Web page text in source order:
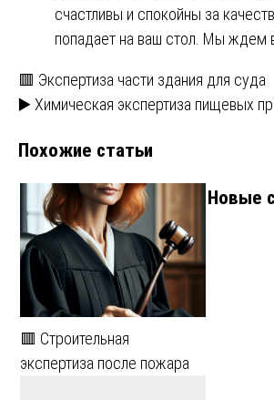
счастливы и спокойны за
попадает на ваш стол. Мы ждем
Навигация
по
записям
🟥 Экспертиза части здания для суда
▶️ Химическая экспертиза пищевых
Похожие статьи
🟥 Строительная
экспертиза после пожара
Новые